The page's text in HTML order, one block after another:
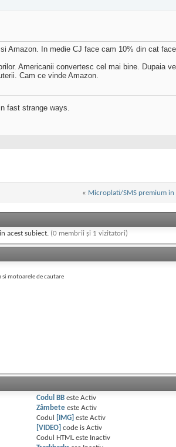
Amazon. In medie CJ face cam 10% din cat
Americanii convertesc cel mai bine.
Cam ce vinde Amazon.
fast strange ways.
« Microplati/SMS premium in
acest subiect. (0 membrii și 1 vizitatori)
motoarele de cautare
Codul BB esteActiv
Zâmbete esteActiv
Codul
[IMG] esteActiv
[VIDEO] code isActiv
Codul HTML este Inactiv